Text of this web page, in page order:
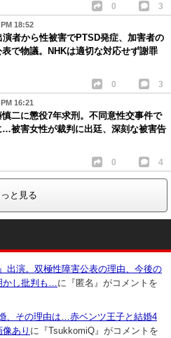
0 3
18:52
演者から性被害でPTSD発症、加害者の
で物議。NHKは適切な対応せず謝罪
0 3
16:21
二に懲役7年求刑。不同意性交事件で
…被害女性が裁判に出廷、深刻な被害告
0 4
っと見る
出演。双極性障害公表の理由、今後の
し批判も… に『匿名』がコメントを
、その理由は…赤ベンツ王子と結婚4
あり に『TsukkomiQ』がコメントを